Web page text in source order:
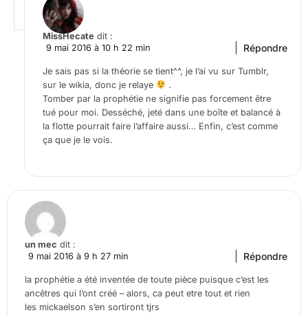
MissHecate dit :
9 mai 2016 à 10 h 22 min
Je sais pas si la théorie se tient^^, je l’ai vu sur Tumblr,
sur le wikia, donc je relaye
.
Tomber par la prophétie ne signifie pas forcement être
tué pour moi. Desséché, jeté dans une boîte et balancé à
la flotte pourrait faire l’affaire aussi… Enfin, c’est comme
ça que je le vois.
Répondre
un mec dit :
9 mai 2016 à 9 h 27 min
la prophétie a été inventée de toute pièce puisque c’est les
ancêtres qui l’ont créé – alors, ca peut etre tout et rien
les mickaelson s’en sortiront tjrs
Répondre